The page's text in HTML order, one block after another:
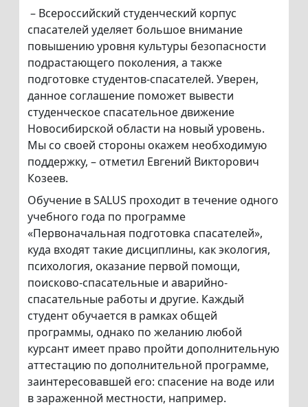
– Всероссийский студенческий корпус
спасателей уделяет большое внимание
повышению уровня культуры безопасности
подрастающего поколения, а также
подготовке студентов-спасателей. Уверен,
данное соглашение поможет вывести
студенческое спасательное движение
Новосибирской области на новый уровень.
Мы со своей стороны окажем необходимую
поддержку, – отметил Евгений Викторович
Козеев.
Обучение в SALUS проходит в течение одного
учебного года по программе
«Первоначальная подготовка спасателей»,
куда входят такие дисциплины, как экология,
психология, оказание первой помощи,
поисково-спасательные и аварийно-
спасательные работы и другие. Каждый
студент обучается в рамках общей
программы, однако по желанию любой
курсант имеет право пройти дополнительную
аттестацию по дополнительной программе,
заинтересовавшей его: спасение на воде или
в зараженной местности, например.